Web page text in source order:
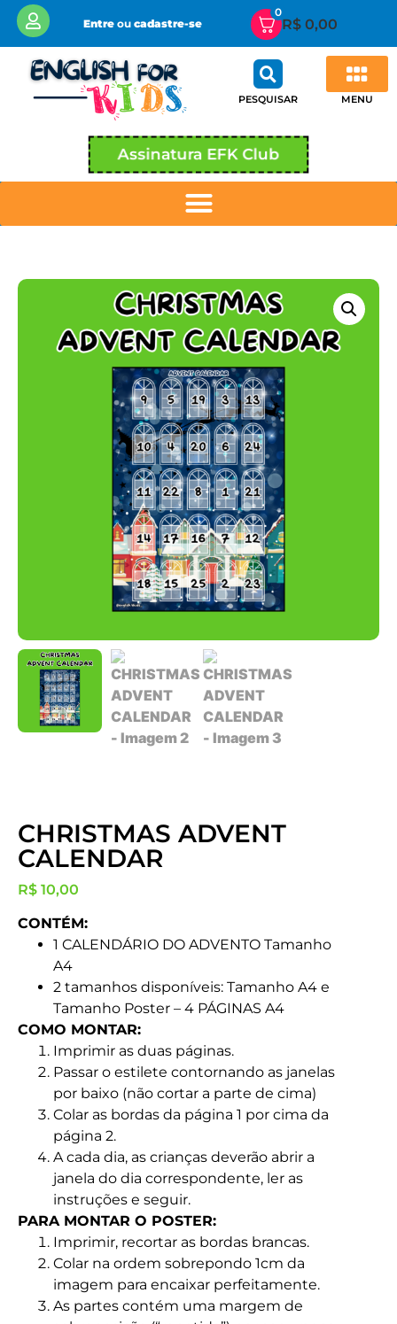
Entreou cadastre-se
0
R$ 0,00
PESQUISAR MENU
Assinatura EFK Club
CHRISTMAS ADVENT
CALENDAR
R$ 10,00
CONTÉM:
1 CALENDÁRIO DO ADVENTO Tamanho
A4
2 tamanhos disponíveis: Tamanho A4 e
Tamanho Poster – 4 PÁGINAS A4
COMO MONTAR:
Imprimir as duas páginas.
Passar o estilete contornando as janelas
por baixo (não cortar a parte de cima)
Colar as bordas da página 1 por cima da
página 2.
A cada dia, as crianças deverão abrir a
janela do dia correspondente, ler as
instruções e seguir.
PARA MONTAR O POSTER:
Imprimir, recortar as bordas brancas.
Colar na ordem sobrepondo 1cm da
imagem para encaixar perfeitamente.
As partes contém uma margem de